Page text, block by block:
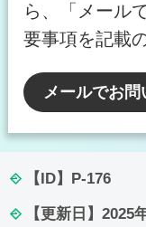
ら、「メール
要事項を記載
メールでお問
【ID】 P-176
【更新日】 2025